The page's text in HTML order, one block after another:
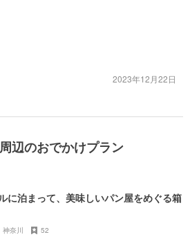
2023年12月22日
辺のおでかけプラン
に泊まって、美味しいパン屋をめぐる箱
神奈川 52